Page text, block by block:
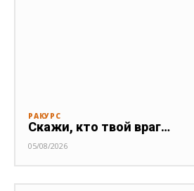
РАКУРС
Скажи, кто твой враг…
05/08/2026